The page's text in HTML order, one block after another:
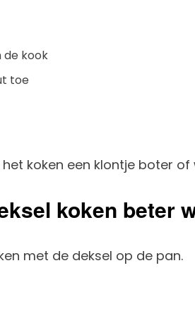
de kook
toe
koken een klontje boter
koken beter
met de deksel op de pan.